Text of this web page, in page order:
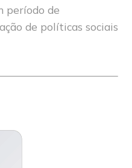
período de
de políticas sociais